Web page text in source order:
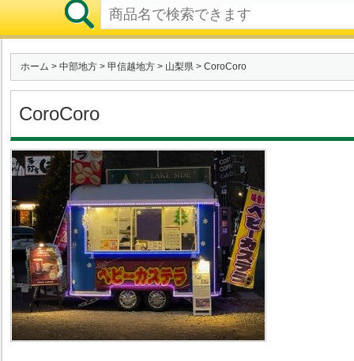
ホーム > 中部地方 > 甲信越地方 > 山梨県 > CoroCoro
CoroCoro